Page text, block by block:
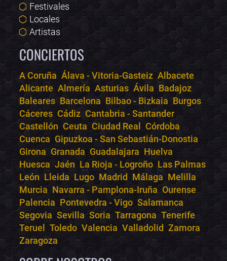
Festivales
Locales
Artistas
CONCIERTOS
A Coruña Álava - Vitoria-Gasteiz Albacete
Alicante Almería Asturias Ávila Badajoz
Baleares Barcelona Bilbao - Bizkaia Burgos
Cáceres Cádiz Cantabria - Santander
Castellón Ceuta Ciudad Real Córdoba
Cuenca Gipuzkoa - San Sebastián-Donostia
Girona Granada Guadalajara Huelva
Huesca Jaén La Rioja - Logroño Las Palmas
León Lleida Lugo Madrid Málaga Melilla
Murcia Navarra - Pamplona-Iruña Ourense
Palencia Pontevedra - Vigo Salamanca
Segovia Sevilla Soria Tarragona Tenerife
Teruel Toledo Valencia Valladolid Zamora
Zaragoza
Bololoco · conciertos.club
Online · Te ayudo a encontrar conciertos